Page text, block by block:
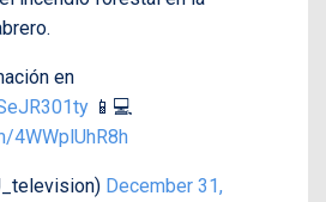
en
📱💻
4WWplUhR8h
December 31,